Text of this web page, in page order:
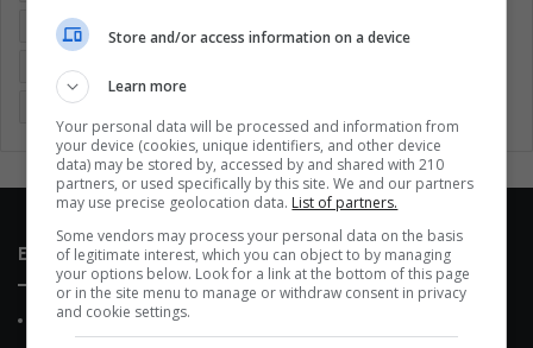
Coronavirus
Economía
Memes (ES)
Enlaces de interés
Sobre Nosotros
Store and/or access information on a device
Learn more
Your personal data will be processed and information from
your device (cookies, unique identifiers, and other device
data) may be stored by, accessed by and shared with 210
partners, or used specifically by this site. We and our partners
may use precise geolocation data. List of partners.
Some vendors may process your personal data on the basis
of legitimate interest, which you can object to by managing
your options below. Look for a link at the bottom of this page
or in the site menu to manage or withdraw consent in privacy
and cookie settings.